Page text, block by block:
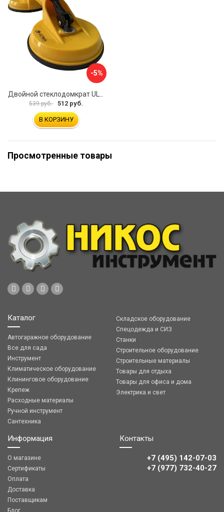
-5%
Двойной стеклодомкрат ULTIMA 2
539 руб. 512 руб.
В КОРЗИНУ
Просмотренные товары
Каталог
Автогаражное оборудование
Все для сада
Инструмент
Климатическое оборудование
Клининговое оборудование
Крепеж
Расходные материалы
Ручной инструмент
Сантехника
Складское оборудование
Спецодежда и СИЗ
Станки
Строительное оборудование
Строительные материалы
Товары для отдыха
Товары для офиса и дома
Электрика и свет
Информация
О магазине
Сертификаты
Оплата
Доставка
Поставщикам
Блог
Контакты
+7 (495) 142-07-03
‎‎+7 (977) 732-40-27